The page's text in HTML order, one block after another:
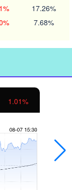
17.26%
7.68%
1.01%